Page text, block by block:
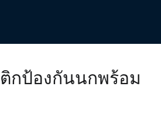
กป้องกันนกพร้อม